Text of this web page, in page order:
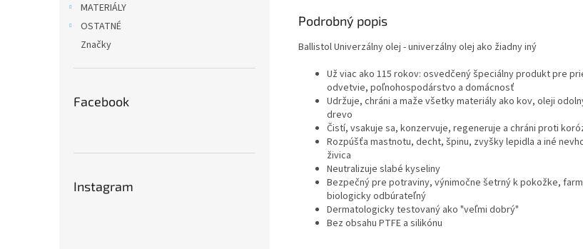
MATERIÁLY
OSTATNÉ
Značky
Facebook
Instagram
Podrobný popis
Ballistol Univerzálny olej - univerzálny olej ako žiadny iný
Už viac ako 115 rokov: osvedčený špeciálny produktpre
odvetvie, poľnohospodárstvo a domácnosť
Udržuje, chráni a maže všetky materiály ako kov, oleji
drevo
Čistí, vsakuje sa, konzervuje, regeneruje a chráni proti
Rozpúšťa mastnotu, decht, špinu, zvyšky lepidla a iné
živica
Neutralizuje slabé kyseliny
Bezpečný pre potraviny, výnimočne šetrný k pokožke,
biologicky odbúrateľný
Dermatologicky testovaný ako "veľmi dobrý"
Bez obsahu PTFE a silikónu